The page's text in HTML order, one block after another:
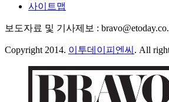
사이트맵
보도자료 및 기사제보 :
Copyright 2014. 이투데이피엔씨 . All